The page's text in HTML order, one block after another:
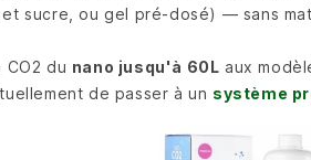
sucre, ou gel pré-dosé) — sans
du nano jusqu'à 60L aux
de passer à un système